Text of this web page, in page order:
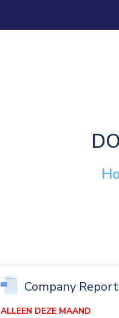
Company
ALLEEN DEZE MAAND